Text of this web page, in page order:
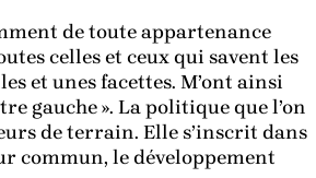
de toute appartenance
celles et ceux qui savent les
et unes facettes. M’ont ainsi
gauche ». La politique que l’on
de terrain. Elle s’inscrit dans
commun, le développement